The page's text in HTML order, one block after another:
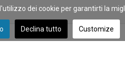
dei cookie per garantirti la
Declina tutto Customize